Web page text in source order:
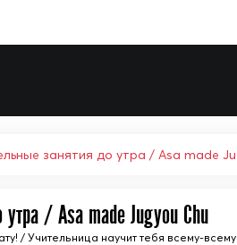
Выберите одну
занятия до утра / Asa made
/ Asa made Jugyou Chu
/ Учительница научит тебя всему-всему